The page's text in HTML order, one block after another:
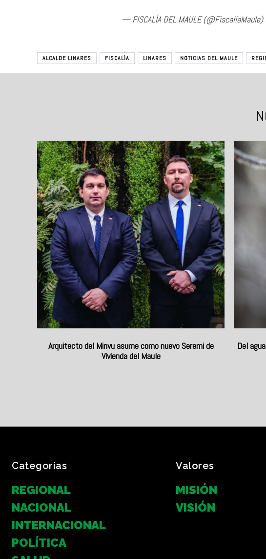
— FISCALÍA DEL MAULE (@FiscaliaMaule)
ALCALDE LINARES FISCALÍA LINARES NOTICIAS DEL MAULE
Arquitecto del Minvu asume como nuevo Seremi de
Vivienda del Maule
Del
Categorias
REGIONAL
NACIONAL
INTERNACIONAL
POLÍTICA
Valores
MISIÓN
VISIÓN